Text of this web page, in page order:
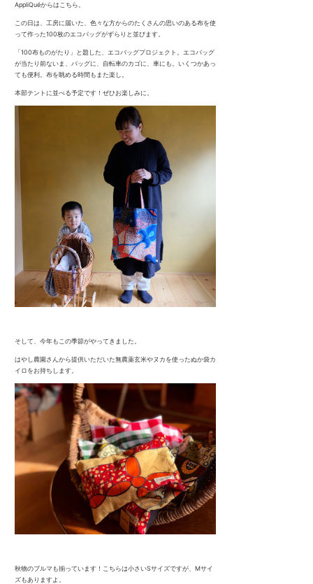
AppliQuéからはこちら。
この日は、工房に届いた、色々な方からのたくさんの思いのある布を使
って作った100枚のエコバッグがずらりと並びます。
「100布ものがたり」と題した、エコバッグプロジェクト。エコバッグ
が当たり前ないま、バッグに、自転車のカゴに、車にも。いくつかあっ
ても便利。布を眺める時間もまた楽し。
本部テントに並べる予定です！ぜひお楽しみに。
そして、今年もこの季節がやってきました。
はやし農園さんから提供いただいた無農薬玄米やヌカを使ったぬか袋カ
イロをお持ちします。
秋物のブルマも揃っています！こちらは小さいSサイズですが、Mサイ
ズもありますよ。